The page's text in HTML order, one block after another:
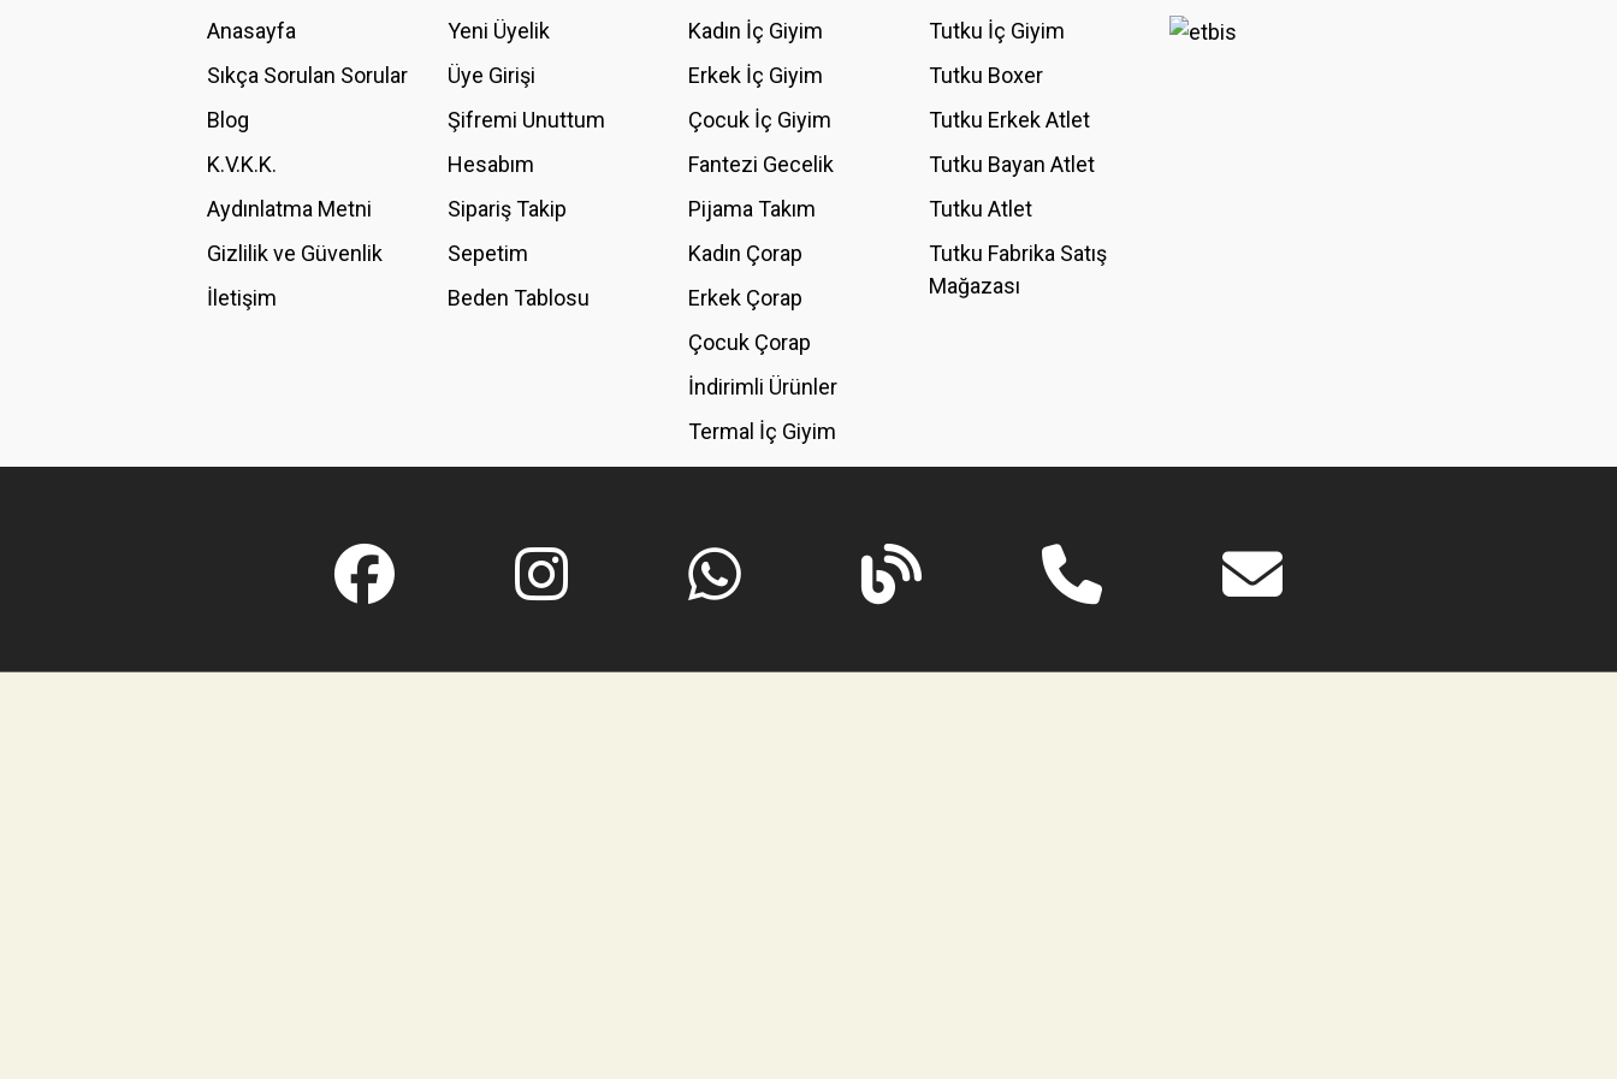
Ürün resmi kalitesiz, bozuk veya görüntülenemiyor.
Ürün fiyatı diğer sitelerden daha pahalı.
Bu ürüne benzer farklı alternatifler olmalı.
Anasayfa
Sıkça Sorulan Sorular
Blog
K.V.K.K.
Aydınlatma Metni
Gizlilik ve Güvenlik
İletişim
Yeni Üyelik
Üye Girişi
Şifremi Unuttum
Hesabım
Sipariş Takip
Sepetim
Beden Tablosu
Kadın İç Giyim
Erkek İç Giyim
Çocuk İç Giyim
Fantezi Gecelik
Pijama Takım
Kadın Çorap
Erkek Çorap
Çocuk Çorap
İndirimli Ürünler
Termal İç Giyim
Tutku İç Giyim
Tutku Boxer
Tutku Erkek Atlet
Tutku Bayan Atlet
Tutku Atlet
Tutku Fabrika Satış
Mağazası